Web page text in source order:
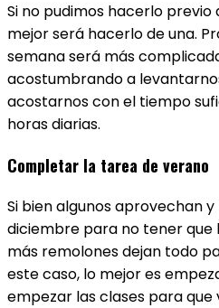
Si no pudimos hacerlo previo
mejor será hacerlo de una.
semana será más
acostumbrando a
acostarnos con el tiempo
horas diarias.
Completar la tarea de verano
Si bien algunos aprovechan
diciembre para no tener que
más remolones dejan todo
este caso, lo mejor es
empezar las clases para